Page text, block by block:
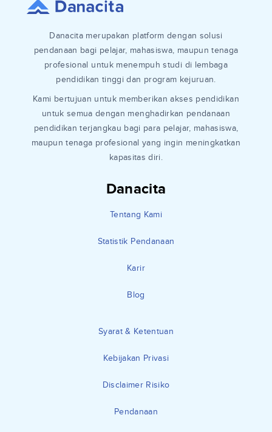
Danacita
Tentang Kami
Statistik Pendanaan
Karir
Blog
Syarat & Ketentuan
Kebijakan Privasi
Disclaimer Risiko
Pendanaan
Danacita merupakan platform dengan solusi
pendanaan bagi pelajar, mahasiswa, maupun tenaga
profesional untuk menempuh studi di lembaga
pendidikan tinggi dan program kejuruan.
Kami bertujuan untuk memberikan akses pendidikan
untuk semua dengan menghadirkan pendanaan
pendidikan terjangkau bagi para pelajar, mahasiswa,
maupun tenaga profesional yang ingin meningkatkan
kapasitas diri.